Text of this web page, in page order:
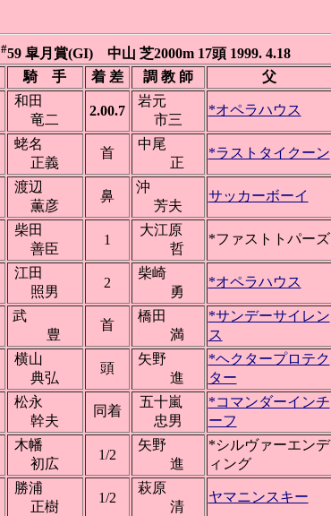
#59 皐月賞(GI) 中山 芝2000m 17頭 1999. 4.18
騎 手 着 差 調 教 師 父
和田
竜二
2.00.7
岩元
市三
*オペラハウス
蛯名
正義
首
中尾
正
*ラストタイクーン
渡辺
薫彦
鼻
沖
芳夫
サッカーボーイ
柴田
善臣
1
大江原
哲
*ファストトパーズ
江田
照男
2
柴崎
勇
*オペラハウス
武
豊
首
橋田
満
*サンデーサイレン
ス
横山
典弘
頭
矢野
進
*ヘクタープロテク
ター
松永
幹夫
同着
五十嵐
忠男
*コマンダーインチ
ーフ
木幡
初広
1/2
矢野
進
*シルヴァーエンデ
ィング
勝浦
正樹
1/2
萩原
清
ヤマニンスキー